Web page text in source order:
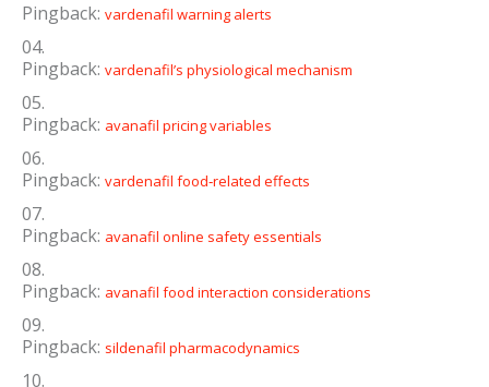
Pingback: vardenafil warning alerts
Pingback: vardenafil’s physiological mechanism
Pingback: avanafil pricing variables
Pingback: vardenafil food‑related effects
Pingback: avanafil online safety essentials
Pingback: avanafil food interaction considerations
Pingback: sildenafil pharmacodynamics